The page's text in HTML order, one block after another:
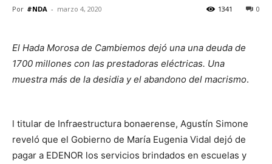
Por #NDA - marzo 4, 2020 0
1341
El Hada Morosa de Cambiemos dejó una una deuda de
1700 millones con las prestadoras eléctricas. Una
muestra más de la desidia y el abandono del macrismo.
l titular de Infraestructura bonaerense, Agustín Simone
reveló que el Gobierno de María Eugenia Vidal dejó de
pagar a EDENOR los servicios brindados en escuelas y